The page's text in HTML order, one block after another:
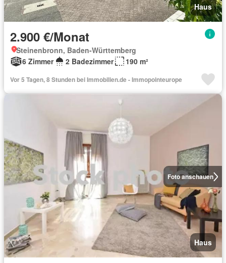
Haus
2.900 €/Monat
Steinenbronn, Baden-Württemberg
6 Zimmer
2 Badezimmer 190 m²
Vor 5 Tagen, 8 Stunden bei Immobilien.de - Immopointeurope
Foto anschauen
Haus